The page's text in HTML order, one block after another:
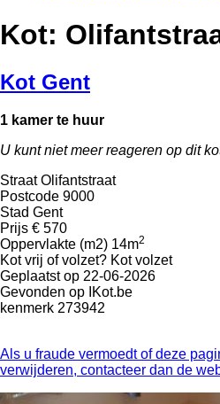
Kot:
Kot Gent
1 kamer te huur
U kunt niet meer reageren op dit
StraatOlifantstraat
Postcode 9000
Stad Gent
Prijs € 570
Oppervlakte (m2) 14m2
Kot vrij of volzet? Kot volzet
Geplaatst op 22-06-2026
Gevonden op IKot.be
kenmerk 273942
Als u fraude vermoedt of deze
verwijderen, contacteer dan de